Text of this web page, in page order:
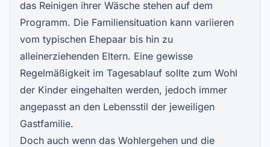
das Reinigen ihrer Wäsche stehen auf dem
Programm. Die Familiensituation kann variieren
vom typischen Ehepaar bis hin zu
alleinerziehenden Eltern. Eine gewisse
Regelmäßigkeit im Tagesablauf sollte zum Wohl
der Kinder eingehalten werden, jedoch immer
angepasst an den Lebensstil der jeweiligen
Gastfamilie.
Doch auch wenn das Wohlergehen und die